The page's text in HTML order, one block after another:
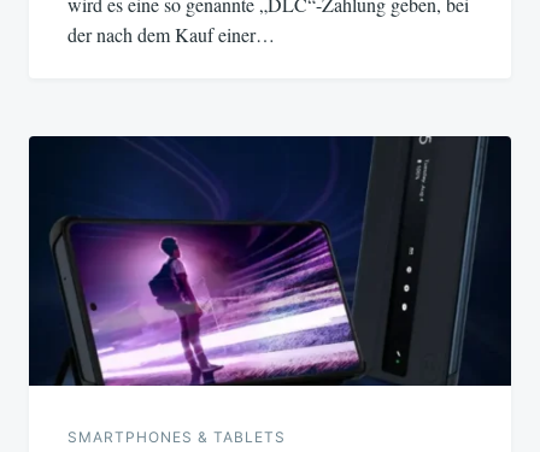
der nach dem Kauf einer…
SMARTPHONES & TABLETS